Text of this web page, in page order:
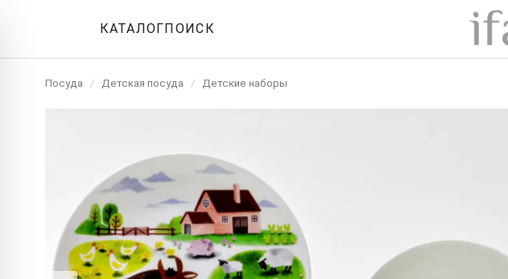
КАТАЛОГПОИСК
Посуда / Детская посуда / Детские наборы